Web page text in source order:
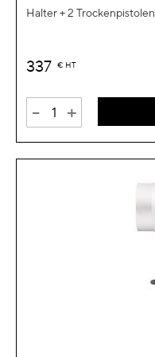
Halter + 2 Trockenpistolen
337 € HT
- +